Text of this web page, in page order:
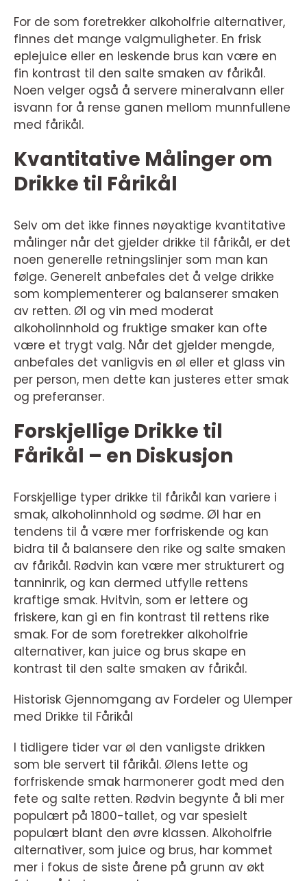
For de som foretrekker alkoholfrie alternativer,
finnes det mange valgmuligheter. En frisk
eplejuice eller en leskende brus kan være en
fin kontrast til den salte smaken av fårikål.
Noen velger også å servere mineralvann eller
isvann for å rense ganen mellom munnfullene
med fårikål.
Kvantitative Målinger om
Drikke til Fårikål
Selv om det ikke finnes nøyaktige kvantitative
målinger når det gjelder drikke til fårikål, er det
noen generelle retningslinjer som man kan
følge. Generelt anbefales det å velge drikke
som komplementerer og balanserer smaken
av retten. Øl og vin med moderat
alkoholinnhold og fruktige smaker kan ofte
være et trygt valg. Når det gjelder mengde,
anbefales det vanligvis en øl eller et glass vin
per person, men dette kan justeres etter smak
og preferanser.
Forskjellige Drikke til
Fårikål – en Diskusjon
Forskjellige typer drikke til fårikål kan variere i
smak, alkoholinnhold og sødme. Øl har en
tendens til å være mer forfriskende og kan
bidra til å balansere den rike og salte smaken
av fårikål. Rødvin kan være mer strukturert og
tanninrik, og kan dermed utfylle rettens
kraftige smak. Hvitvin, som er lettere og
friskere, kan gi en fin kontrast til rettens rike
smak. For de som foretrekker alkoholfrie
alternativer, kan juice og brus skape en
kontrast til den salte smaken av fårikål.
Historisk Gjennomgang av Fordeler og Ulemper
med Drikke til Fårikål
I tidligere tider var øl den vanligste drikken
som ble servert til fårikål. Ølens lette og
forfriskende smak harmonerer godt med den
fete og salte retten. Rødvin begynte å bli mer
populært på 1800-tallet, og var spesielt
populært blant den øvre klassen. Alkoholfrie
alternativer, som juice og brus, har kommet
mer i fokus de siste årene på grunn av økt